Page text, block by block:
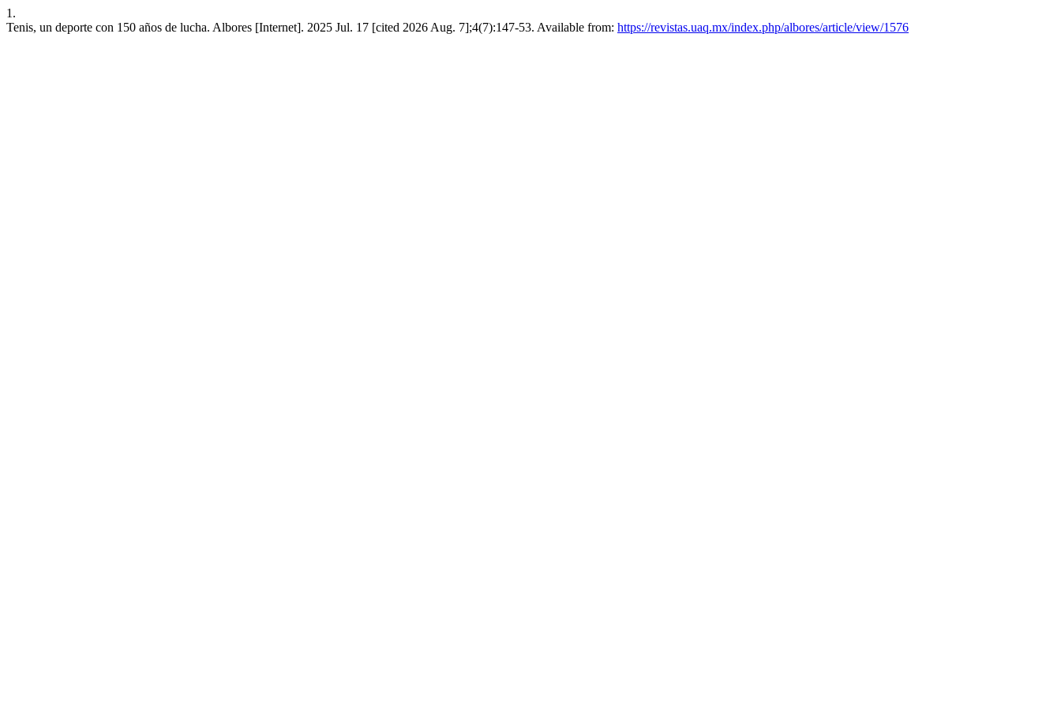
1.
Tenis, un deporte con 150 años de lucha. Albores [Internet]. 2025 Jul. 17 [cited 2026 Aug. 7];4(7):147-53. Available from: https://revistas.uaq.mx/index.php/albores/article/view/1576